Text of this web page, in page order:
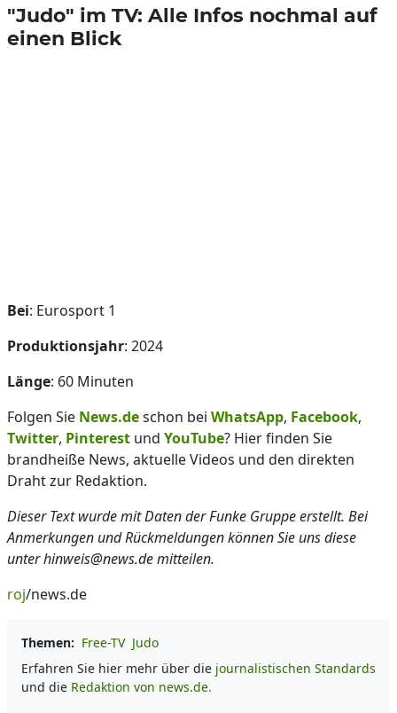
"Judo" im TV: Alle Infos nochmal auf
einen Blick
Bei: Eurosport 1
Produktionsjahr: 2024
Länge: 60 Minuten
Folgen Sie News.deschon bei WhatsApp, Facebook,
Twitter, Pinterest und YouTube? Hier finden Sie
brandheiße News, aktuelle Videos und den direkten
Draht zur Redaktion.
Dieser Text wurde mit Daten der Funke Gruppe erstellt. Bei
Anmerkungen und Rückmeldungen können Sie uns diese
unter hinweis@news.de mitteilen.
roj/news.de
Themen: Free-TV Judo
Erfahren Sie hier mehr über die journalistischen Standards
und die Redaktion von news.de.